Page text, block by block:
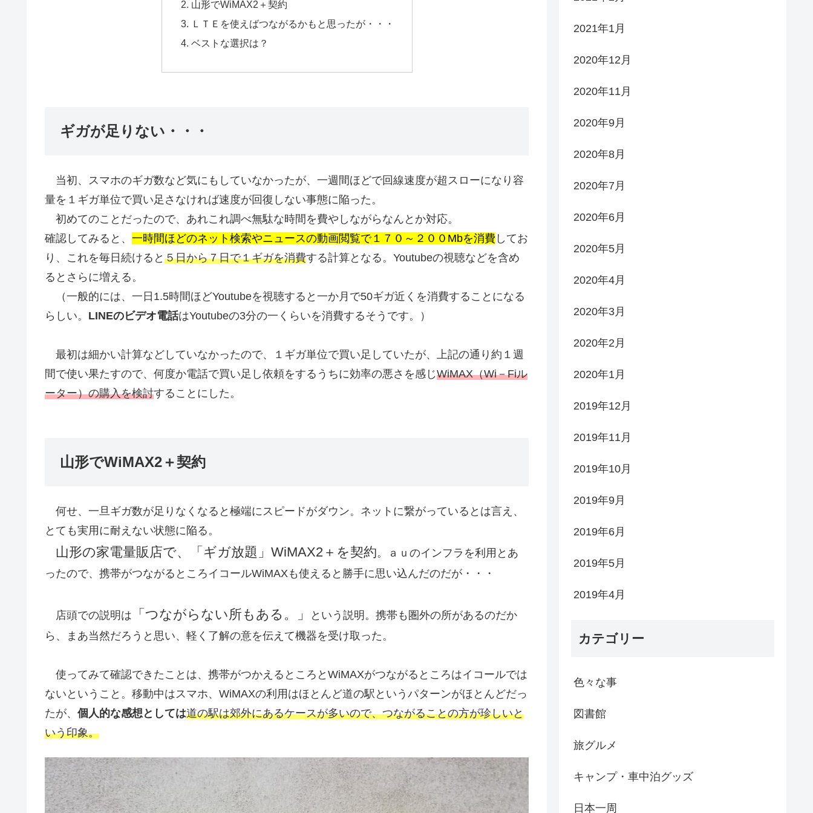
山形でWiMAX2＋契約
ＬＴＥを使えばつながるかもと思ったが・・・
ベストな選択は？
ギガが足りない・・・
当初、スマホのギガ数など気にもしていなかったが、一週間ほどで回線速度が超スローになり容
量を１ギガ単位で買い足さなければ速度が回復しない事態に陥った。
初めてのことだったので、あれこれ調べ無駄な時間を費やしながらなんとか対応。
確認してみると、 一時間ほどのネット検索やニュースの動画閲覧で１７０～２００Mbを消費 してお
り、これを毎日続けると ５日から７日で１ギガを消費する計算となる。Youtubeの視聴などを含め
るとさらに増える。
（一般的には、一日1.5時間ほどYoutubeを視聴すると一か月で50ギガ近くを消費することになる
らしい。 LINEのビデオ電話はYoutubeの3分の一くらいを消費するそうです。）
最初は細かい計算などしていなかったので、１ギガ単位で買い足していたが、上記の通り約１週
間で使い果たすので、何度か電話で買い足し依頼をするうちに効率の悪さを感じWiMAX（Wi－Fiル
ーター）の購入を検討することにした。
山形でWiMAX2＋契約
何せ、一旦ギガ数が足りなくなると極端にスピードがダウン。ネットに繋がっているとは言え、
とても実用に耐えない状態に陥る。
山形の家電量販店で、「ギガ放題」WiMAX2＋を契約。ａｕのインフラを利用とあ
ったので、携帯がつながるところイコールWiMAXも使えると勝手に思い込んだのだが・・・
店頭での説明は 「つながらない所もある。」
という説明。携帯も圏外の所があるのだか
ら、まあ当然だろうと思い、軽く了解の意を伝えて機器を受け取った。
使ってみて確認できたことは、携帯がつかえるところとWiMAXがつながるところはイコールでは
ないということ。移動中はスマホ、WiMAXの利用はほとんど道の駅というパターンがほとんどだっ
たが、 個人的な感想としては道の駅は郊外にあるケースが多いので、つながることの方が珍しいと
いう印象。
2021年1月
2020年12月
2020年11月
2020年9月
2020年8月
2020年7月
2020年6月
2020年5月
2020年4月
2020年3月
2020年2月
2020年1月
2019年12月
2019年11月
2019年10月
2019年9月
2019年6月
2019年5月
2019年4月
カテゴリー
色々な事
図書館
旅グルメ
キャンプ・車中泊グッズ
日本一周